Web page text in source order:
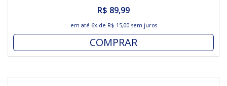
R$ 89,99
em até 6x de R$ 15,00 sem juros
COMPRAR